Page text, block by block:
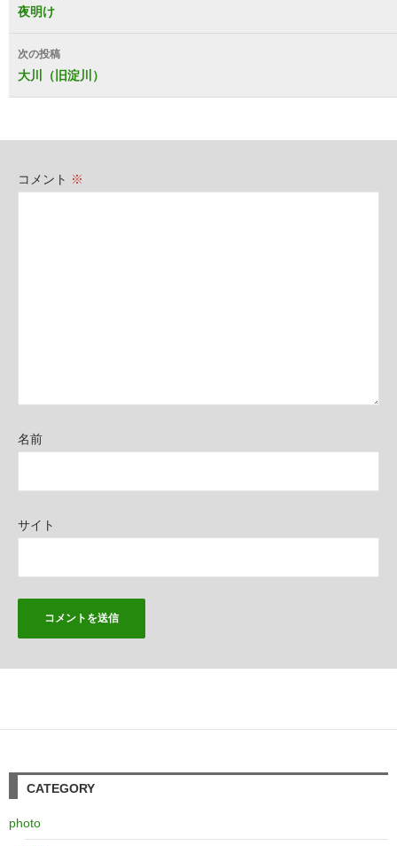
稿
ナ
ビ
ー
シ
ョ
夜明け
次の投稿
大川（旧淀川）
コメント ※
名前
サイト
CATEGORY
photo